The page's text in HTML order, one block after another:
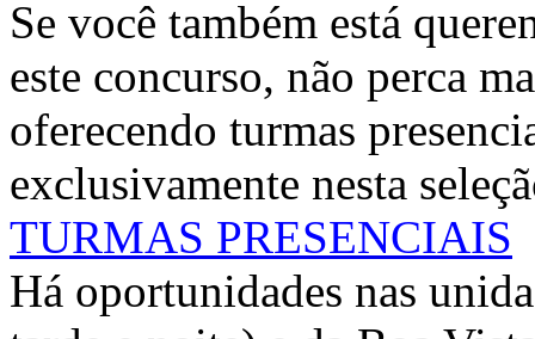
Se você também está
este concurso, não perca
oferecendo turmas
exclusivamente nesta
TURMAS PRESENCIAIS
Há oportunidades nas